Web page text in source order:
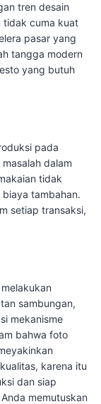
tren desain
tidak cuma kuat
pasar yang
tangga modern
yang butuh
pada
dalam
tidak
tambahan.
setiap transaksi,
sambungan,
mekanisme
bahwa foto
karena itu
dan siap
memutuskan